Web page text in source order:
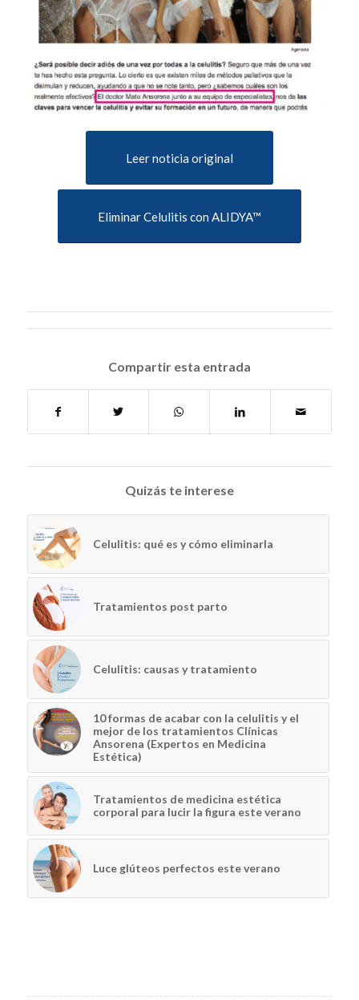
Leer noticia original
Eliminar Celulitis con ALIDYA™
Compartir esta entrada
Quizás te interese
Celulitis: qué es y cómo eliminarla
Tratamientos post parto
Celulitis: causas y tratamiento
10 formas de acabar con la celulitis y el
mejor de los tratamientos Clínicas
Ansorena (Expertos en Medicina
Estética)
Tratamientos de medicina estética
corporal para lucir la figura este verano
Luce glúteos perfectos este verano